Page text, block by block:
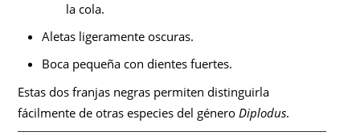
la cola.
Aletas ligeramente oscuras.
Boca pequeña con dientes fuertes.
Estas dos franjas negras permiten distinguirla
fácilmente de otras especies del géneroDiplodus.